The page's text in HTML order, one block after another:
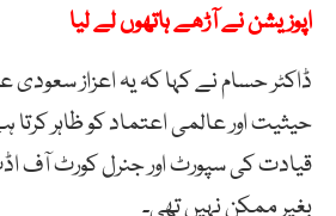
اپوزیشن نے آڑھے ہاتھوں لے لیا
ڈاکٹر حسام نے کہا کہ یہ اعزاز سعودی
حیثیت اور عالمی اعتماد کو ظاہر
قیادت کی سپورٹ اور جنرل کورٹ آف اڈٹ
بغیر ممکن نہیں تھی۔